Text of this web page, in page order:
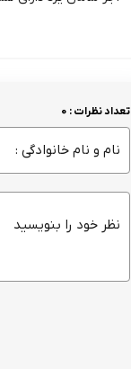
تعداد نظرات : 0